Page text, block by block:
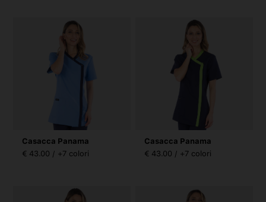
Casacca Panama
€ 43.00 / +7 colori
Casacca Panama
€ 43.00 / +7 colori